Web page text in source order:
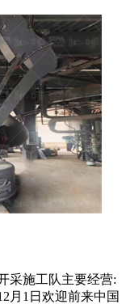
采施工队主要经营:
月1日欢迎前来中国